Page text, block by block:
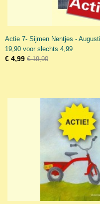
Actie 7- Sijmen Nentjes -
19,90 voor slechts 4,99
€ 4,99 € 19,90